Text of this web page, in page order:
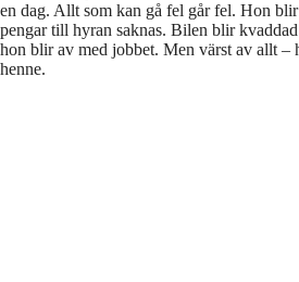
en dag. Allt som kan gå fel går fel. Hon
pengar till hyran saknas. Bilen blir
hon blir av med jobbet. Men värst av allt –
henne.